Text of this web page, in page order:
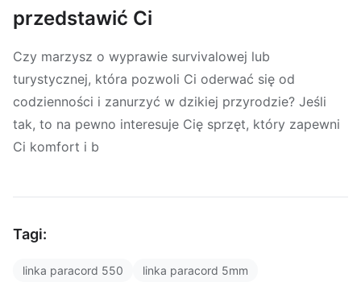
przedstawić Ci
Czy marzysz o wyprawie survivalowej lub
turystycznej, która pozwoli Ci oderwać się od
codzienności i zanurzyć w dzikiej przyrodzie? Jeśli
tak, to na pewno interesuje Cię sprzęt, który zapewni
Ci komfort i b
Tagi:
linka paracord 550
linka paracord 5mm